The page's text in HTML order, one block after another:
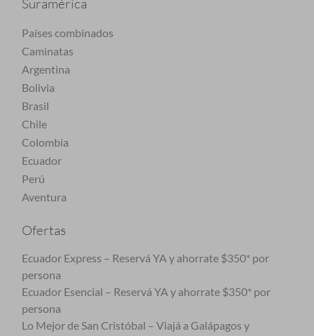
Suramérica
Países combinados
Caminatas
Argentina
Bolivia
Brasil
Chile
Colombia
Ecuador
Perú
Aventura
Ofertas
Ecuador Express – Reservá YA y ahorrate $350* por
persona
Ecuador Esencial – Reservá YA y ahorrate $350* por
persona
Lo Mejor de San Cristóbal – Viajá a Galápagos y